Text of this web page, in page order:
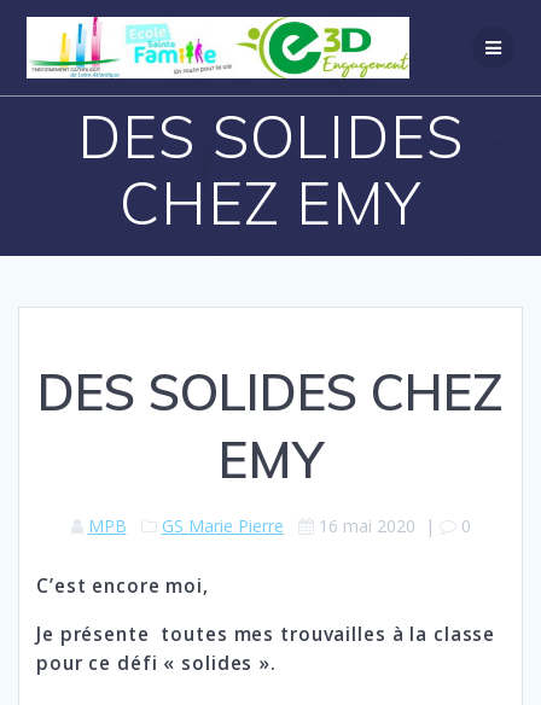
DES SOLIDES
CHEZ EMY
DES SOLIDES CHEZ
EMY
MPB GS Marie Pierre 16 mai 2020 | 0
C’est encore moi,
Je présente toutes mes trouvailles à la classe
pour ce défi « solides ».